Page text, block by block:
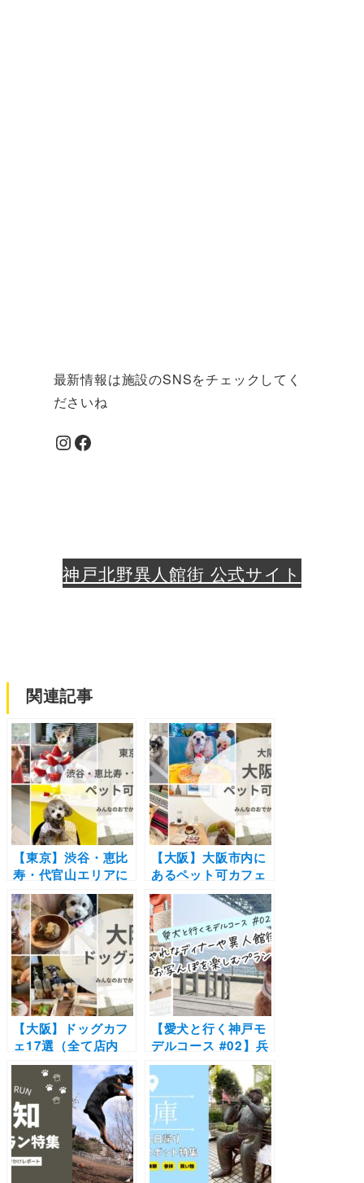
最新情報は施設のSNSをチェックしてく
ださいね
Instagram
Facebook
神戸北野異人館街 公式サイト
関連記事
【東京】渋谷・恵比
寿・代官山エリアに
あるペット可カフ
ェ・レストラン19
選！実際のおでかけ
レポ付き
【大阪】大阪市内に
あるペット可カフェ
16選（実際のレポ付
き）韓国風カフェや
NEW OPENの注目
スポットを集めまし
た
【大阪】ドッグカフ
ェ17選（全て店内
OK）大型犬OKやド
ッグラン付き、犬用
メニューありなど実
際のおでかけレポ付
も紹介
【愛犬と行く神戸モ
デルコース #02】兵
庫県立舞子公園～
kobe harber
kitchen Haji～神戸
北野異人館街～THE
CITY DONUTS
AND COFFEE